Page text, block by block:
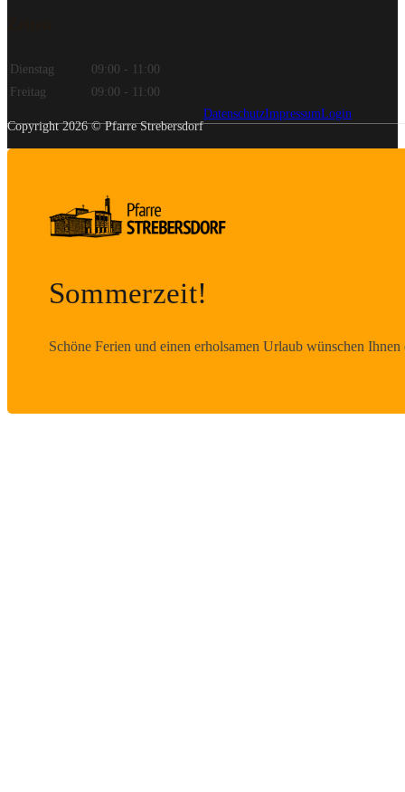
Dienstag
09:00 - 11:00
Freitag
09:00 - 11:00
Copyright 2026 © Pfarre Strebersdorf
DatenschutzImpressumLogin
Sommerzeit!
Schöne Ferien und einen erholsamen Urlaub wünschen